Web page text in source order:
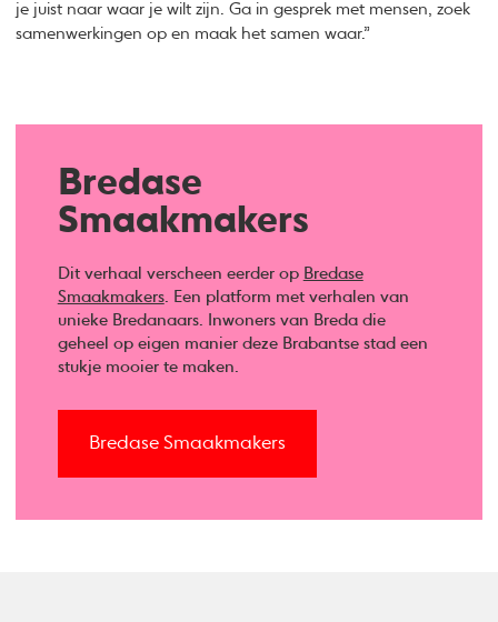
je juist naar waar je wilt zijn. Ga in gesprek met mensen, zoek
samenwerkingen op en maak het samen waar.”
Bredase
Smaakmakers
Dit verhaal verscheen eerder op Bredase
Smaakmakers. Een platform met verhalen van
unieke Bredanaars. Inwoners van Breda die
geheel op eigen manier deze Brabantse stad een
stukje mooier te maken.
Bredase Smaakmakers